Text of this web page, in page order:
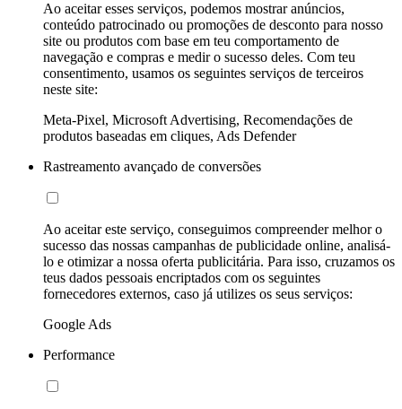
Ao aceitar esses serviços, podemos mostrar anúncios,
conteúdo patrocinado ou promoções de desconto para nosso
site ou produtos com base em teu comportamento de
navegação e compras e medir o sucesso deles. Com teu
consentimento, usamos os seguintes serviços de terceiros
neste site:
Meta-Pixel, Microsoft Advertising, Recomendações de
produtos baseadas em cliques, Ads Defender
Rastreamento avançado de conversões
Ao aceitar este serviço, conseguimos compreender melhor o
sucesso das nossas campanhas de publicidade online, analisá-
lo e otimizar a nossa oferta publicitária. Para isso, cruzamos os
teus dados pessoais encriptados com os seguintes
fornecedores externos, caso já utilizes os seus serviços:
Google Ads
Performance